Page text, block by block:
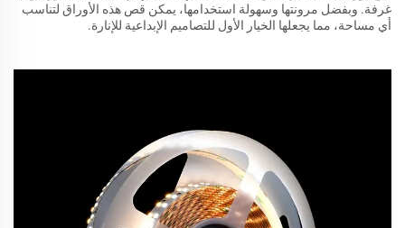
غرفة. وبفضل مرونتها وسهولة استخدامها، يمكن قص هذه الأوراق لتناسب
أي مساحة، مما يجعلها الخيار الأول للتصاميم الإبداعية للإنارة.